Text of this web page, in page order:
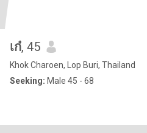
เก๋, 45
Khok Charoen, Lop Buri, Thailand
Seeking: Male 45 - 68